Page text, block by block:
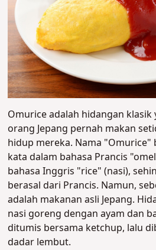
Omurice adalah hidangan
orang Jepang pernah makan
hidup mereka. Nama "Omurice"
kata dalam bahasa Prancis
bahasa Inggris "rice" (nasi),
berasal dari Prancis. Namun,
adalah makanan asli Jepang.
nasi goreng dengan ayam dan
ditumis bersama ketchup, lalu
dadar lembut.